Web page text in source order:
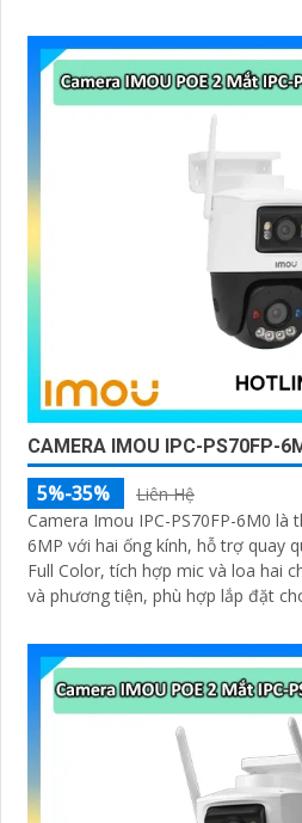
CAMERA IMOU IPC-PS70FP-
5%-35%
Liên Hệ
Camera Imou IPC-PS70FP-6M0
6MP với hai ống kính, hỗ trợ quay
Full Color, tích hợp mic và loa hai
và phương tiện, phù hợp lắp đặt